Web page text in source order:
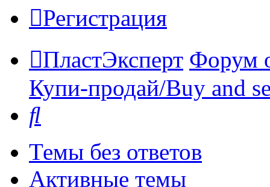
Регистрация
ПластЭксперт Форум
Купи-продай/Buy and
Темы без ответов
Активные темы